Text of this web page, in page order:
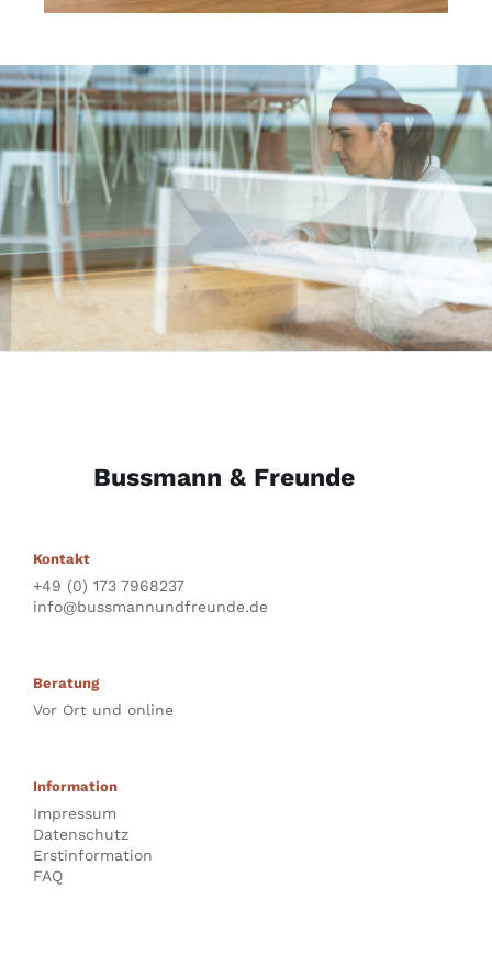
Bussmann & Freunde
Kontakt
+49 (0) 173 7968237‬
info@bussmannundfreunde.de
Beratung
Vor Ort und online
Information
Impressum
Datenschutz
Erstinformation
FAQ